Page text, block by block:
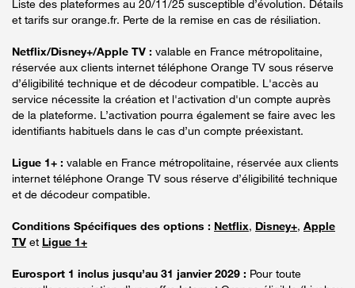
Liste des plateformes au 20/11/25 susceptible d’évolution. Détails
et tarifs sur orange.fr. Perte de la remise en cas de résiliation.
Netflix/Disney+/Apple TV : valable en France métropolitaine,
réservée aux clients internet téléphone Orange TV sous réserve
d’éligibilité technique et de décodeur compatible. L'accès au
service nécessite la création et l'activation d'un compte auprès
de la plateforme. L’activation pourra également se faire avec les
identifiants habituels dans le cas d’un compte préexistant.
Ligue 1+ : valable en France métropolitaine, réservée aux clients
internet téléphone Orange TV sous réserve d’éligibilité technique
et de décodeur compatible.
Conditions Spécifiques des options : Netflix, Disney+, Apple
TV et Ligue 1+
Eurosport 1 inclus jusqu’au 31 janvier 2029 : Pour toute